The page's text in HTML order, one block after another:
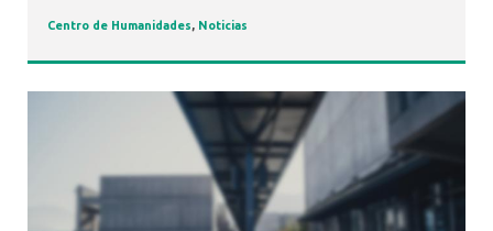
Centro de Humanidades, Noticias